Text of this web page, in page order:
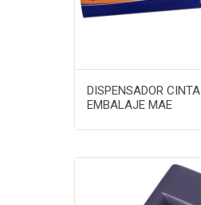
DISPENSADOR CINTA
EMBALAJE MAE